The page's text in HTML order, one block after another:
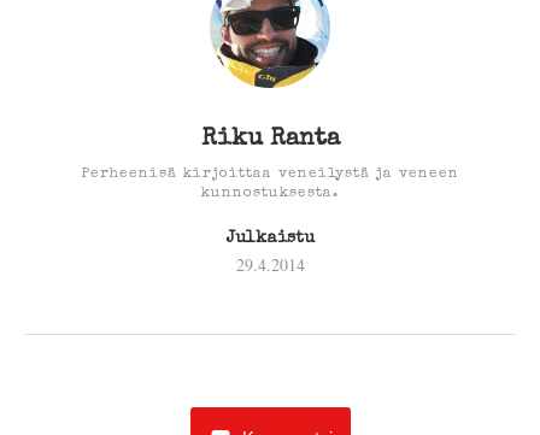
Riku Ranta
Perheenisä kirjoittaa veneilystä ja veneen
kunnostuksesta.
Julkaistu
29.4.2014